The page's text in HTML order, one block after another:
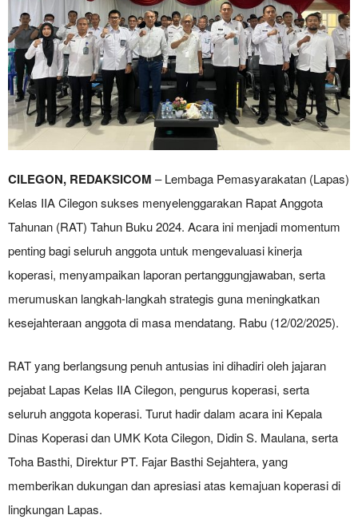
CILEGON, REDAKSICOM – Lembaga Pemasyarakatan (Lapas)
Kelas IIA Cilegon sukses menyelenggarakan Rapat Anggota
Tahunan (RAT) Tahun Buku 2024. Acara ini menjadi momentum
penting bagi seluruh anggota untuk mengevaluasi kinerja
koperasi, menyampaikan laporan pertanggungjawaban, serta
merumuskan langkah-langkah strategis guna meningkatkan
kesejahteraan anggota di masa mendatang. Rabu (12/02/2025).
RAT yang berlangsung penuh antusias ini dihadiri oleh jajaran
pejabat Lapas Kelas IIA Cilegon, pengurus koperasi, serta
seluruh anggota koperasi. Turut hadir dalam acara ini Kepala
Dinas Koperasi dan UMK Kota Cilegon, Didin S. Maulana, serta
Toha Basthi, Direktur PT. Fajar Basthi Sejahtera, yang
memberikan dukungan dan apresiasi atas kemajuan koperasi di
lingkungan Lapas.